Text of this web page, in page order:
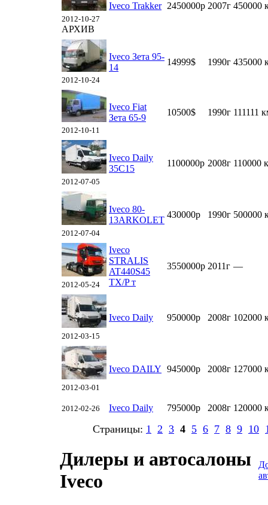
2012-10-27
АРХИВ
Iveco Trakker 2450000р 2007г 450000
2012-10-24
Iveco Зета 95-
14
14999$ 1990г 435000
2012-10-11
Iveco Fiat
Зета 65-9
10500$ 1990г 111111
2012-07-05
Iveco Daily
35C15
1100000р 2008г 110000
2012-07-04
Iveco 80-
13ARKOLET
430000р 1990г 500000
2012-05-24
Iveco
STRALIS
AT440S45
TX/P т
3550000р 2011г —
2012-03-15
Iveco Daily 950000р 2008г 102000
2012-03-01
Iveco DAILY 945000р 2008г 127000
2012-02-26 Iveco Daily 795000р 2008г 120000
Страницы: 1 2 3 4 5 6 7 8 9 10
Дилеры и автосалоны
Iveco